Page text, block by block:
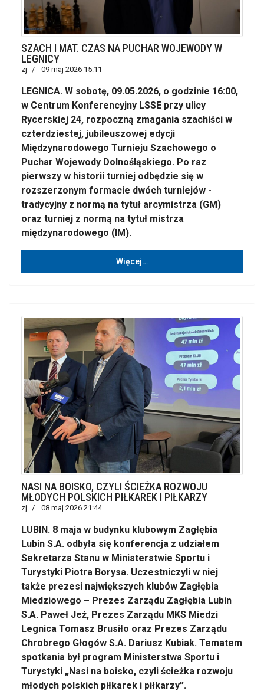
SZACH I MAT. CZAS NA PUCHAR WOJEWODY W
LEGNICY
zj 09 maj 2026 15:11
LEGNICA. W sobotę, 09.05.2026, o godzinie 16:00,
w Centrum Konferencyjny LSSE przy ulicy
Rycerskiej 24, rozpoczną zmagania szachiści w
czterdziestej, jubileuszowej edycji
Międzynarodowego Turnieju Szachowego o
Puchar Wojewody Dolnośląskiego. Po raz
pierwszy w historii turniej odbędzie się w
rozszerzonym formacie dwóch turniejów -
tradycyjny z normą na tytuł arcymistrza (GM)
oraz turniej z normą na tytuł mistrza
międzynarodowego (IM).
Więcej…
NASI NA BOISKO, CZYLI ŚCIEŻKA ROZWOJU
MŁODYCH POLSKICH PIŁKAREK I PIŁKARZY
zj 08 maj 2026 21:44
LUBIN. 8 maja w budynku klubowym Zagłębia
Lubin S.A. odbyła się konferencja z udziałem
Sekretarza Stanu w Ministerstwie Sportu i
Turystyki Piotra Borysa. Uczestniczyli w niej
także prezesi największych klubów Zagłębia
Miedziowego – Prezes Zarządu Zagłębia Lubin
S.A. Paweł Jeż, Prezes Zarządu MKS Miedzi
Legnica Tomasz Brusiło oraz Prezes Zarządu
Chrobrego Głogów S.A. Dariusz Kubiak. Tematem
spotkania był program Ministerstwa Sportu i
Turystyki „Nasi na boisko, czyli ścieżka rozwoju
młodych polskich piłkarek i piłkarzy”.